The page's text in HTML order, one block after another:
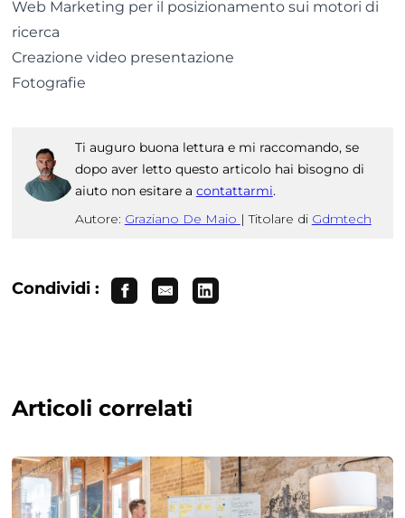
Web Marketing per il posizionamento sui motori di
ricerca
Creazione video presentazione
Fotografie
Ti auguro buona lettura e mi raccomando, se
dopo aver letto questo articolo hai bisogno di
aiuto non esitare a contattarmi.
Autore: Graziano De Maio | Titolare di Gdmtech
Condividi :
Articoli correlati